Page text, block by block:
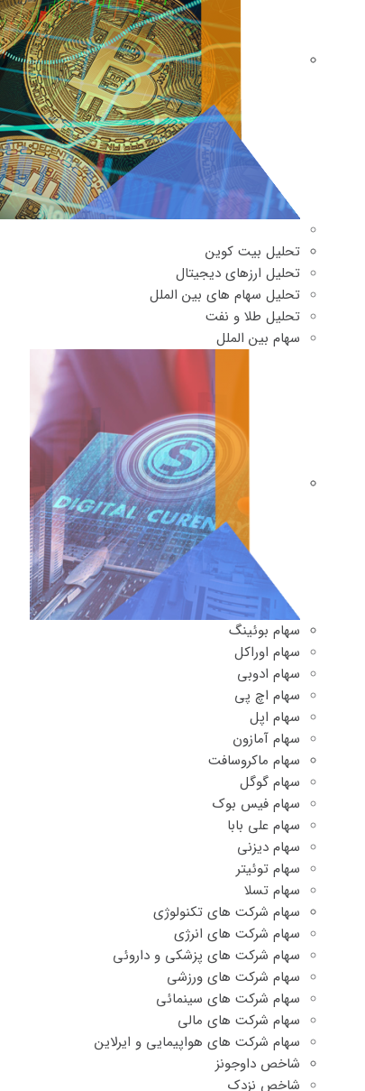
تحلیل بیت کوین
تحلیل ارزهای دیجیتال
تحلیل سهام های بین الملل
تحلیل طلا و نفت
سهام بین الملل
سهام بوئینگ
سهام اوراکل
سهام ادوبی
سهام اچ پی
سهام اپل
سهام آمازون
سهام ماکروسافت
سهام گوگل
سهام فیس بوک
سهام علی بابا
سهام دیزنی
سهام توئیتر
سهام تسلا
سهام شرکت های تکنولوژی
سهام شرکت های انرژی
سهام شرکت های پزشکی و داروئی
سهام شرکت های ورزشی
سهام شرکت های سینمائی
سهام شرکت های مالی
سهام شرکت های هواپیمایی و ایرلاین
شاخص داوجونز
شاخص نزدک